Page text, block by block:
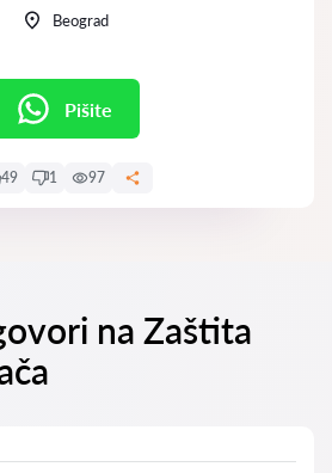
Beograd
Pišite
49 1 97
na Zaštita